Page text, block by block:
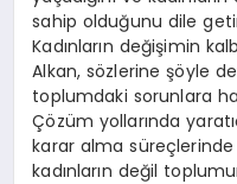
sahip olduğunu dile
Kadınların değişimin
Alkan, sözlerine şöyle
toplumdaki sorunlara
Çözüm yollarında
karar alma
kadınların değil